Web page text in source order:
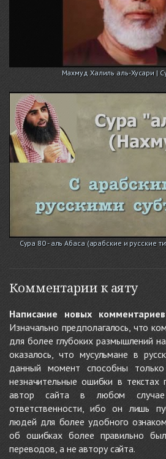
Махмуд Халиль аль-Хусари |
Сура 80 - аль Абаса (арабские и русские
Комментарии к аяту
Написание новых
Изначально предполагалось, что
для более глубоких размышлений
оказалось, что мусульмане в
данный момент способны
незначительные ошибки в текстах
автор сайта в любом
ответственности, ибо он лишь
людей для более удобного
об ошибках более правильно
переводов, а не автору сайта.